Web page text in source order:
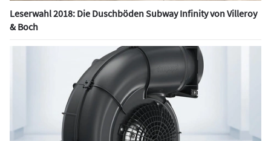
Leserwahl 2018: Die Duschböden Subway Infinity von Villeroy
& Boch